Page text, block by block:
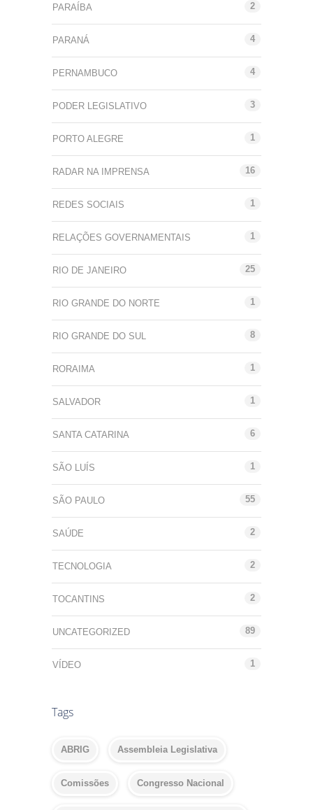
PARAÍBA 2
PARANÁ 4
PERNAMBUCO 4
PODER LEGISLATIVO 3
PORTO ALEGRE 1
RADAR NA IMPRENSA 16
REDES SOCIAIS 1
RELAÇÕES GOVERNAMENTAIS 1
RIO DE JANEIRO 25
RIO GRANDE DO NORTE 1
RIO GRANDE DO SUL 8
RORAIMA 1
SALVADOR 1
SANTA CATARINA 6
SÃO LUÍS 1
SÃO PAULO 55
SAÚDE 2
TECNOLOGIA 2
TOCANTINS 2
UNCATEGORIZED 89
VÍDEO 1
Tags
ABRIG Assembleia Legislativa
Comissões Congresso Nacional